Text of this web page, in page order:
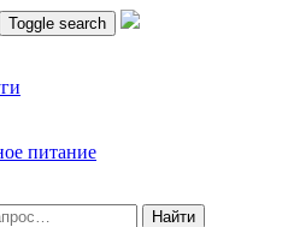
Toggle search
питание